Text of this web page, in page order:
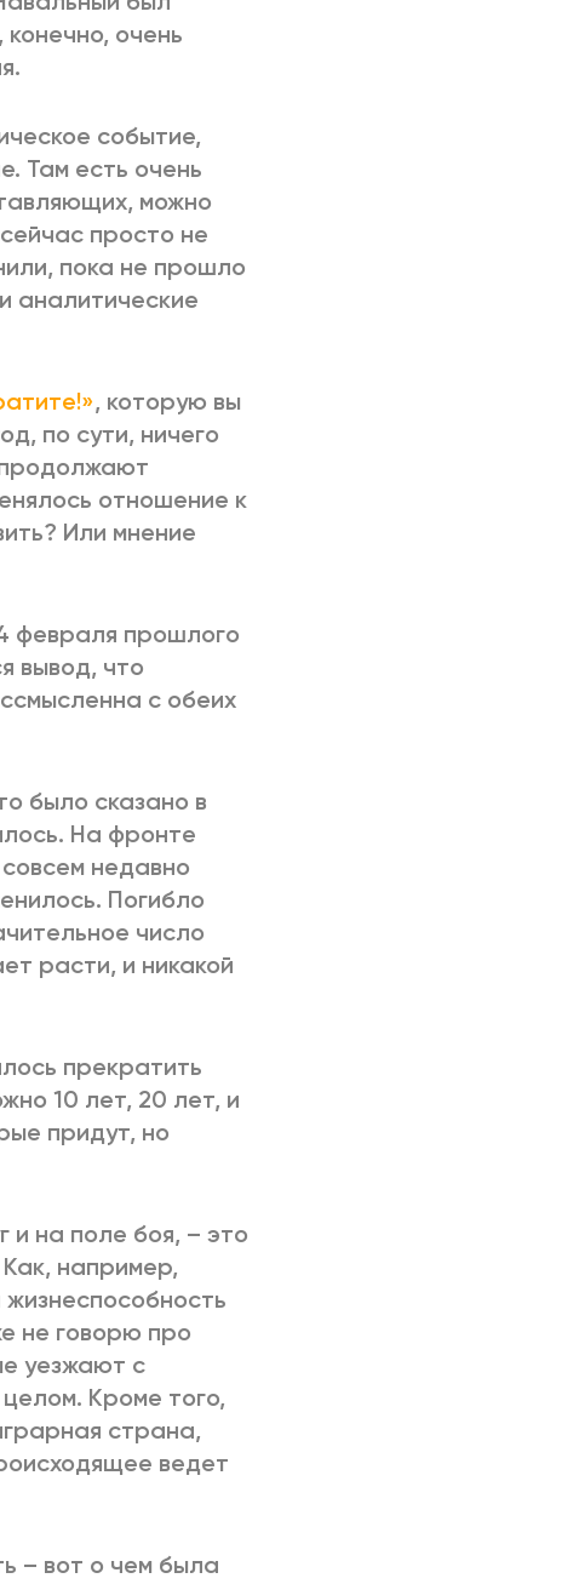
очень
событие,
Там есть очень
можно
просто не
пока не прошло
аналитические
, которую вы
по сути, ничего
продолжают
отношение к
Или мнение
февраля прошлого
вывод, что
с обеих
было сказано в
На фронте
недавно
Погибло
число
расти, и никакой
прекратить
10 лет, 20 лет, и
придут, но
и на поле боя, – это
например,
не говорю про
уезжают с
Кроме того,
страна,
ведет
– вот о чем была